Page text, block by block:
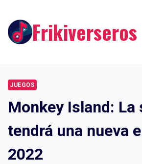
content Frikiverseros
JUEGOS
Monkey Island: La
tendrá una nueva
2022